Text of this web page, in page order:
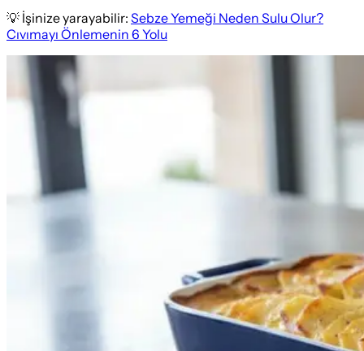
💡 İşinize yarayabilir: Sebze Yemeği Neden Sulu Olur?
Cıvımayı Önlemenin 6 Yolu